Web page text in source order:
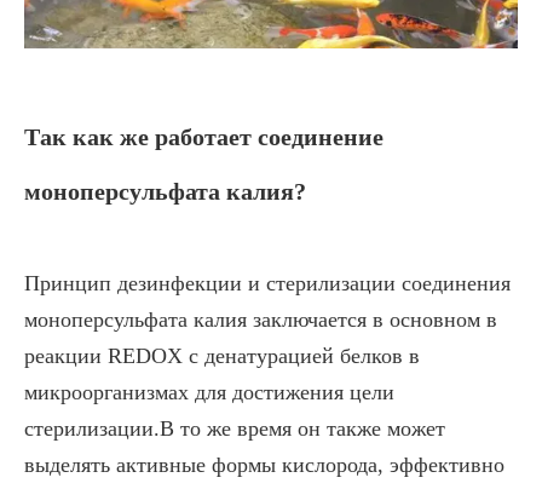
Так как же работает соединение
моноперсульфата калия?
Принцип дезинфекции и стерилизации соединения
моноперсульфата калия заключается в основном в
реакции REDOX с денатурацией белков в
микроорганизмах для достижения цели
стерилизации.В то же время он также может
выделять активные формы кислорода, эффективно